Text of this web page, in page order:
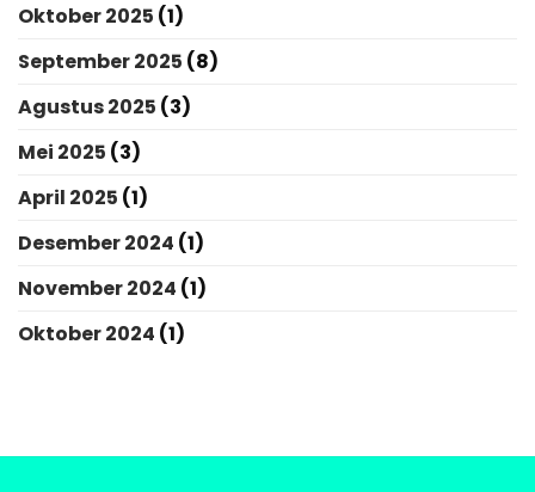
Oktober 2025 (1)
September 2025 (8)
Agustus 2025 (3)
Mei 2025 (3)
April 2025 (1)
Desember 2024 (1)
November 2024 (1)
Oktober 2024 (1)